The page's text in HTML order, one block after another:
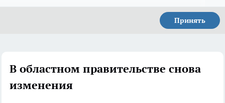
Принять
В областном правительстве снова
изменения